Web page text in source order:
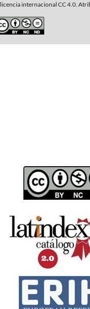
licencia internacional CC 4.0.